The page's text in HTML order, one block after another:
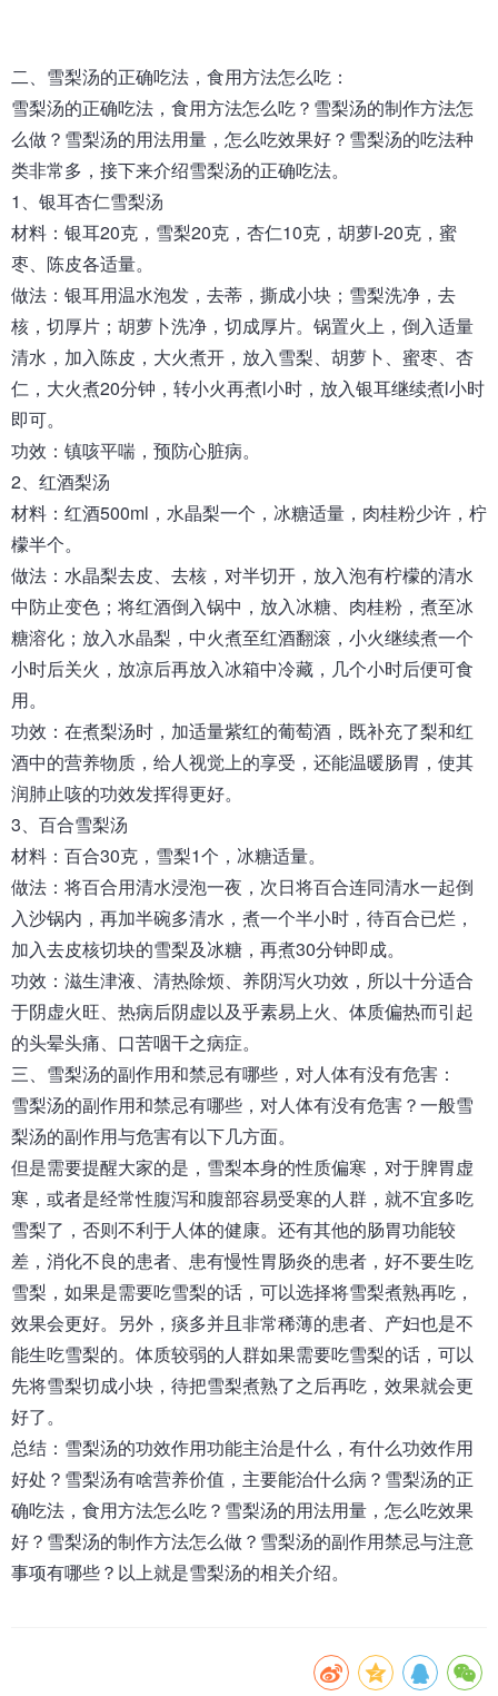
二、 雪梨汤的正确吃法，食用方法怎么吃：
雪梨汤的正确吃法，食用方法怎么吃？雪梨汤的制作方法怎
么做？雪梨汤的用法用量，怎么吃效果好？雪梨汤的吃法种
类非常多，接下来介绍雪梨汤的正确吃法。
1、银耳杏仁雪梨汤
材料：银耳20克，雪梨20克，杏仁10克，胡萝I-20克，蜜
枣、陈皮各适量。
做法：银耳用温水泡发，去蒂，撕成小块；雪梨洗净，去
核，切厚片；胡萝卜洗净，切成厚片。锅置火上，倒入适量
清水，加入陈皮，大火煮开，放入雪梨、胡萝卜、蜜枣、杏
仁，大火煮20分钟，转小火再煮l小时，放入银耳继续煮l小时
即可。
功效：镇咳平喘，预防心脏病。
2、红酒梨汤
材料：红酒500ml，水晶梨一个，冰糖适量，肉桂粉少许，柠
檬半个。
做法：水晶梨去皮、去核，对半切开，放入泡有柠檬的清水
中防止变色；将红酒倒入锅中，放入冰糖、肉桂粉，煮至冰
糖溶化；放入水晶梨，中火煮至红酒翻滚，小火继续煮一个
小时后关火，放凉后再放入冰箱中冷藏，几个小时后便可食
用。
功效：在煮梨汤时，加适量紫红的葡萄酒，既补充了梨和红
酒中的营养物质，给人视觉上的享受，还能温暖肠胃，使其
润肺止咳的功效发挥得更好。
3、百合雪梨汤
材料：百合30克，雪梨1个，冰糖适量。
做法：将百合用清水浸泡一夜，次日将百合连同清水一起倒
入沙锅内，再加半碗多清水，煮一个半小时，待百合已烂，
加入去皮核切块的雪梨及冰糖，再煮30分钟即成。
功效：滋生津液、清热除烦、养阴泻火功效，所以十分适合
于阴虚火旺、热病后阴虚以及乎素易上火、体质偏热而引起
的头晕头痛、口苦咽干之病症。
三、 雪梨汤的副作用和禁忌有哪些，对人体有没有危害：
雪梨汤的副作用和禁忌有哪些，对人体有没有危害？一般雪
梨汤的副作用与危害有以下几方面。
但是需要提醒大家的是，雪梨本身的性质偏寒，对于脾胃虚
寒，或者是经常性腹泻和腹部容易受寒的人群，就不宜多吃
雪梨了，否则不利于人体的健康。还有其他的肠胃功能较
差，消化不良的患者、患有慢性胃肠炎的患者，好不要生吃
雪梨，如果是需要吃雪梨的话，可以选择将雪梨煮熟再吃，
效果会更好。另外，痰多并且非常稀薄的患者、产妇也是不
能生吃雪梨的。体质较弱的人群如果需要吃雪梨的话，可以
先将雪梨切成小块，待把雪梨煮熟了之后再吃，效果就会更
好了。
总结： 雪梨汤的功效作用功能主治是什么，有什么功效作用
好处 ？ 雪梨汤有啥营养价值，主要能治什么病？雪梨汤的正
确吃法，食用方法怎么吃？雪梨汤的用法用量，怎么吃效果
好？雪梨汤的制作方法怎么做？雪梨汤的副作用禁忌与注意
事项有哪些？以上就是雪梨汤的相关介绍。